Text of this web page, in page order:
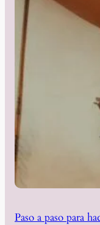
Paso a paso para